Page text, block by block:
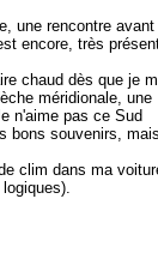
une rencontre avant
encore, très
chaud dès que je
méridionale, une
n'aime pas ce Sud
bons souvenirs,
clim dans ma